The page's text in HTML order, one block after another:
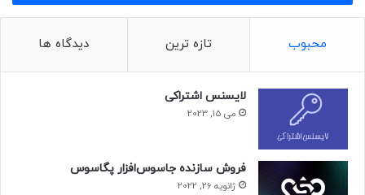
آن‌ها می‌تواند از بین شش ایموجی یکی را انتخاب کند، فرد دیگر
قادر نیست واکنش او به متن خود را ببیند.
در نهایت، می‌توانیم انتظار داشته باشیم که شرکت این ویژگی
ناتمام را در به‌روزرسانی‌های آتی برطرف کرده یا تا توسعه نسخه‌
پایدار قابلیت مذکور، آن را از واتساپ حذف کند. به نظر شما
همراهان نیوزلن، توسعه‌دهندگان این شرکت کدام گزینه را انتخاب
محبوب تازه ترین دیدگاه ها
لایسنس اشتراکی
می 15, 2023
فروش سازنده جاسوس‌افزار پگاسوس
ژانویه 26, 2022